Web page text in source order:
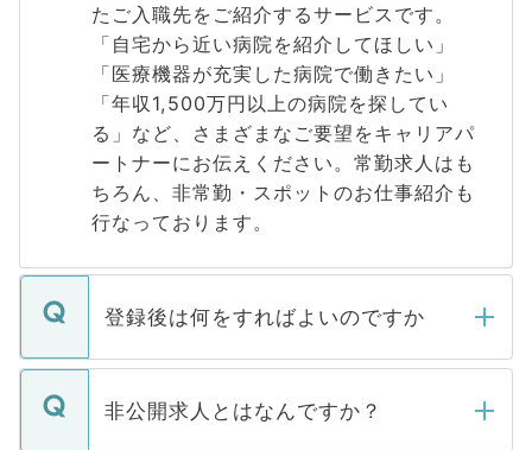
たご入職先をご紹介するサービスです。
「自宅から近い病院を紹介してほしい」
「医療機器が充実した病院で働きたい」
「年収1,500万円以上の病院を探してい
る」など、さまざまなご要望をキャリアパ
ートナーにお伝えください。常勤求人はも
ちろん、非常勤・スポットのお仕事紹介も
行なっております。
登録後は何をすればよいのですか
ご登録いただきましたら、弊社担当者がご
登録内容を確認し、その後メールもしくは
非公開求人とはなんですか？